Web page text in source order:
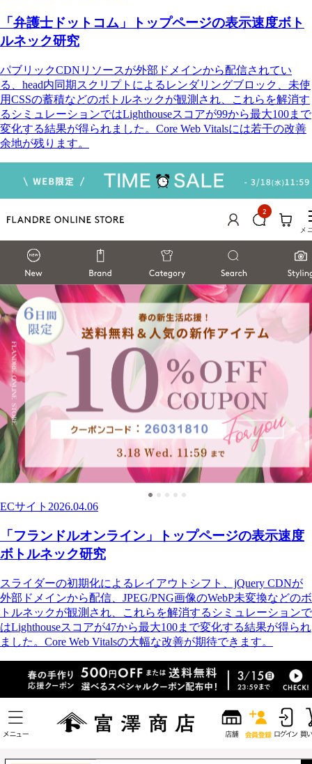
「弁護士ドットコム」トップページの表示速度ボト
ルネック研究
パブリックCDNリソースが外部ドメインから配信されてい
る、head内同期スクリプトによるレンダリングブロック、未使
用CSSの蓄積などのボトルネックが観測され、これらを解消す
るシミュレーションではLighthouseスコアが99から最大100まで
変化する結果が得られました。Core Web Vitalsには若干の改善
余地が残ります。
ECサイト 2026.04.06
「フランドルオンライン」トップページの表示速度
ボトルネック研究
スライダーの初期化によるレイアウトシフト、jQuery CDNが
外部ドメインから配信、JPEG/PNG画像のWebP未変換などのボ
トルネックが観測され、これらを解消するシミュレーションで
はLighthouseスコアが47から最大100まで変化する結果が得られ
ました。Core Web Vitalsの大幅な改善が期待できます。